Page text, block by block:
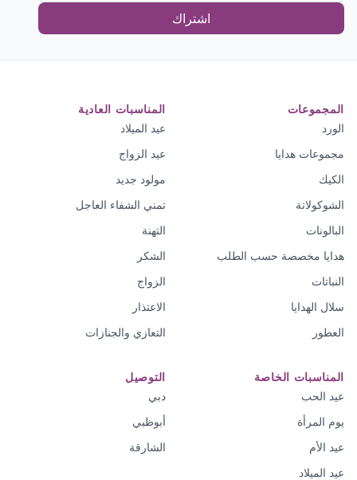
اشتراك
المجموعات
الورد
مجموعات هدايا
الكيك
الشوكولاتة
البالونات
هدايا مخصصة حسب الطلب
النباتات
سلال الهدايا
العطور
المناسبات العادية
عيد الميلاد
عيد الزواج
مولود جديد
تمني الشفاء العاجل
التهنة
الشكر
الزواج
الاعتذار
التعازي والجنازات
المناسبات الخاصة
عيد الحب
يوم المرأة
عيد الأم
عيد الميلاد
التوصيل
دبي
أبوظبي
الشارقة